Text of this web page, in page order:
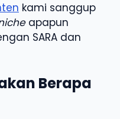
kami sanggup
apapun
SARA dan
Berapa